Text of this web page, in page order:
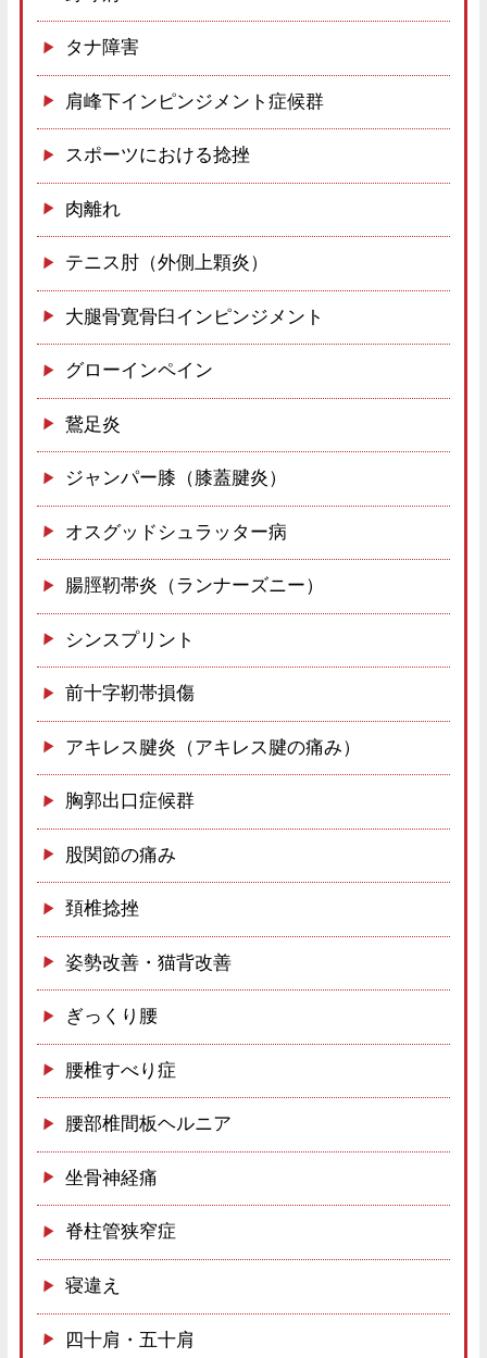
タナ障害
肩峰下インピンジメント症候群
スポーツにおける捻挫
肉離れ
テニス肘（外側上顆炎）
大腿骨寛骨臼インピンジメント
グローインペイン
鵞足炎
ジャンパー膝（膝蓋腱炎）
オスグッドシュラッター病
腸脛靭帯炎（ランナーズニー）
シンスプリント
前十字靭帯損傷
アキレス腱炎（アキレス腱の痛み）
胸郭出口症候群
股関節の痛み
頚椎捻挫
姿勢改善・猫背改善
ぎっくり腰
腰椎すべり症
腰部椎間板ヘルニア
坐骨神経痛
脊柱管狭窄症
寝違え
四十肩・五十肩